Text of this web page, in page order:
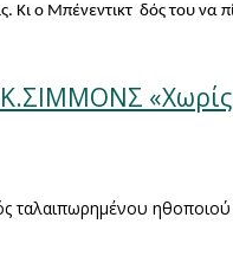
Κι ο Μπένεντικτ δός του να
«Χωρίς
ταλαιπωρημένου